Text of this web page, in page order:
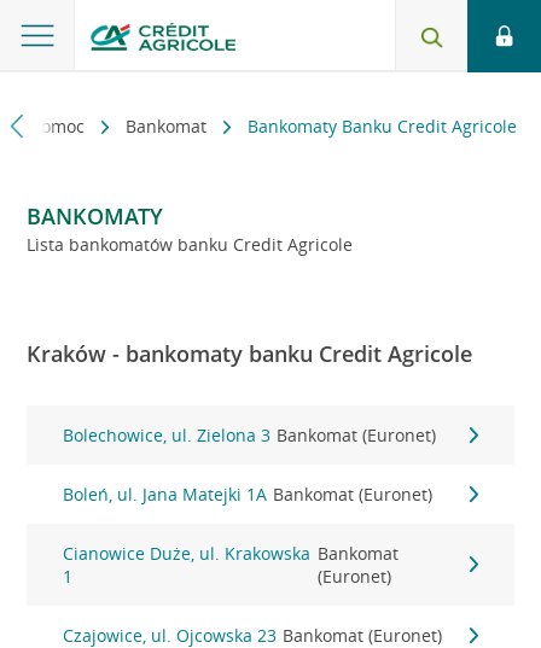
i pomoc Bankomat Bankomaty Banku Credit Agricole
BANKOMATY
Lista bankomatów banku Credit Agricole
Kraków - bankomaty banku Credit Agricole
Bolechowice, ul. Zielona 3 Bankomat (Euronet)
Boleń, ul. Jana Matejki 1A Bankomat (Euronet)
Cianowice Duże, ul. Krakowska
1
Bankomat
(Euronet)
Czajowice, ul. Ojcowska 23 Bankomat (Euronet)